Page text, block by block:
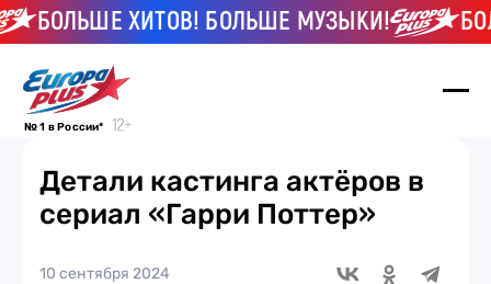
БОЛЬШЕ ХИТОВ! БОЛЬШЕ МУЗЫКИ!
№ 1 в России*
Детали кастинга актёров в
сериал «Гарри Поттер»
10 сентября 2024